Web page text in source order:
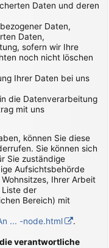
Daten und deren
Daten,
Daten,
sofern wir Ihre
noch nicht löschen
Ihrer Daten bei uns
die Datenverarbeitung
mit uns
können Sie diese
Sie können sich
Sie zuständige
Aufsichtsbehörde
Ihrer Arbeit
Liste der
Bereich) mit
... -node.html
.
verantwortliche